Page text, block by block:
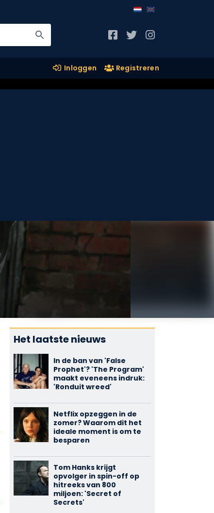
Inloggen Registreren
Het laatste nieuws
In de ban van 'False
Prophet'? 'The Program'
maakt eveneens indruk:
'Ronduit wreed'
Netflix opzeggen in de
zomer? Waarom dit het
ideale moment is om te
besparen
Tom Hanks krijgt
opvolger in spin-off op
hitreeks van 800
miljoen: 'Secret of
Secrets'